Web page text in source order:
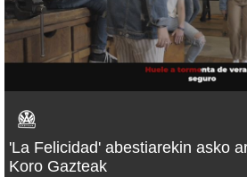
'La Felicidad' abestiarekin asko
Koro Gazteak